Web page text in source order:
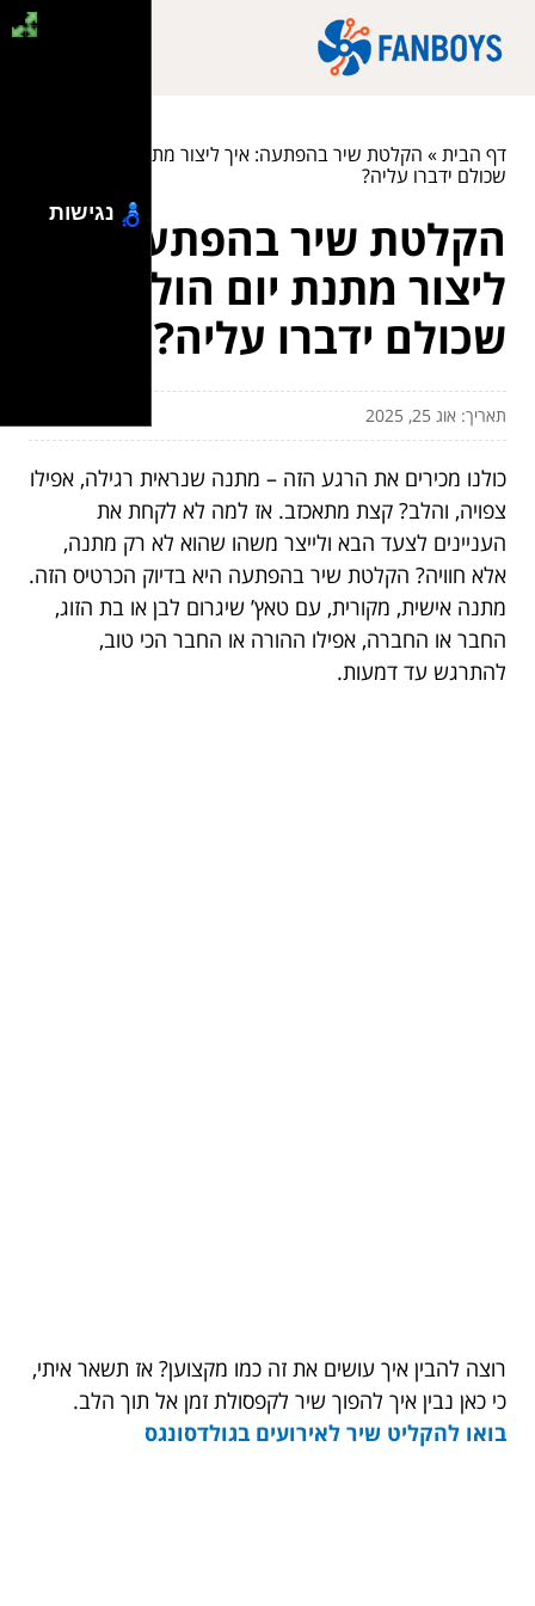
דף הבית» הקלטת שיר בהפתעה: איך ליצור מתנת יום הולדת
שכולם ידברו עליה?
הקלטת שיר בהפתעה: איך
ליצור מתנת יום הולדת
שכולם ידברו עליה?
תאריך: אוג 25, 2025
כולנו מכירים את הרגע הזה – מתנה שנראית רגילה, אפילו
צפויה, והלב? קצת מתאכזב. אז למה לא לקחת את
העניינים לצעד הבא ולייצר משהו שהוא לא רק מתנה,
אלא חוויה? הקלטת שיר בהפתעה היא בדיוק הכרטיס הזה.
מתנה אישית, מקורית, עם טאץ’ שיגרום לבן או בת הזוג,
החבר או החברה, אפילו ההורה או החבר הכי טוב,
להתרגש עד דמעות.
רוצה להבין איך עושים את זה כמו מקצוען? אז תשאר איתי,
כי כאן נבין איך להפוך שיר לקפסולת זמן אל תוך הלב.
בואו להקליט שיר לאירועים בגולדסונגס
נגישות